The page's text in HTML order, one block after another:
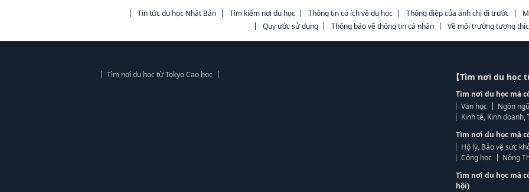
Tin tức du học Nhật Bản Tìm kiếm nơi du học Thông tin có ích về du học Thông điệp của anh chị đi trước
Quy ước sử dụng
Thông báo về thông tin cá nhân Về môi trường tương
Tìm nơi du học từ Tokyo Cao học 【Tìm nơi du học
Tìm nơi du học mà
Văn học
Ngôn
Kinh tế, Kinh
Tìm nơi du học mà
Hộ lý, Bảo vệ sức
Công học
Nông
Tìm nơi du học mà
hội)